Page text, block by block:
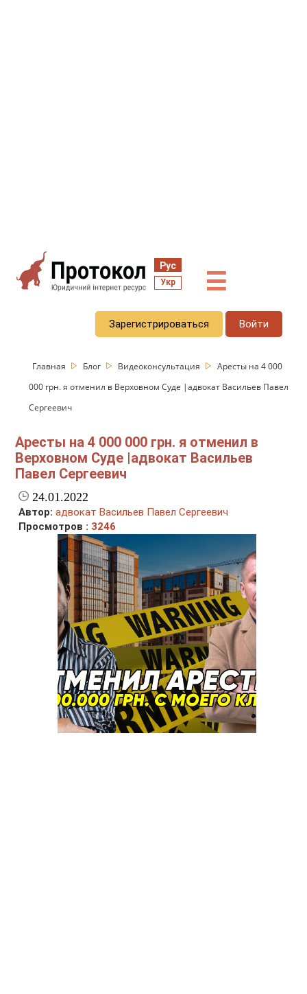
Рус
Укр ☰
Зарегистрироваться Войти
Главная Блог Видеоконсультация
Аресты на 4 000
000 грн. я отменил в Верховном Суде |адвокат Васильев Павел
Сергеевич
Аресты на 4 000 000 грн. я отменил в
Верховном Суде |адвокат Васильев
Павел Сергеевич
24.01.2022
Автор: адвокат Васильев Павел Сергеевич
Просмотров : 3246